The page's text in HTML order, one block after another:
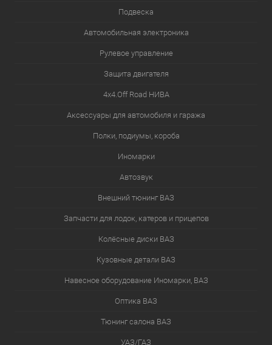
Подвеска
Автомобильная электроника
Рулевое управление
Защита двигателя
4х4.Off Road НИВА
Аксессуары для автомобиля и гаража
Полки, подиумы, короба
Иномарки
Автозвук
Внешний тюнинг ВАЗ
Запчасти для лодок, катеров и прицепов
Колёсные диски ВАЗ
Кузовные детали ВАЗ
Навесное оборудование Иномарки, ВАЗ
Оптика ВАЗ
Тюнинг салона ВАЗ
УАЗ/ГАЗ